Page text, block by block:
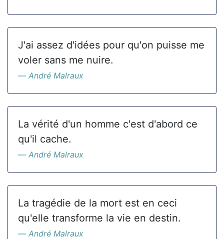
J'ai assez d'idées pour qu'on puisse me
voler sans me nuire.
André Malraux
La vérité d'un homme c'est d'abord ce
qu'il cache.
André Malraux
La tragédie de la mort est en ceci
qu'elle transforme la vie en destin.
André Malraux